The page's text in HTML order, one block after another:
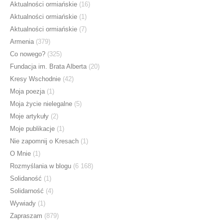
Aktualności ormiańskie (16)
Aktualności ormiańskie (1)
Aktualności ormiańskie (7)
Armenia (379)
Co nowego? (325)
Fundacja im. Brata Alberta (20)
Kresy Wschodnie (42)
Moja poezja (1)
Moja życie nielegalne (5)
Moje artykuły (2)
Moje publikacje (1)
Nie zapomnij o Kresach (1)
O Mnie (1)
Rozmyślania w blogu (6 168)
Solidaność (1)
Solidarność (4)
Wywiady (1)
Zapraszam (879)